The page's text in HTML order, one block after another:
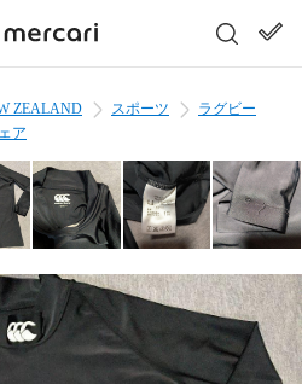
ZEALAND スポーツ
ラグビー
ア